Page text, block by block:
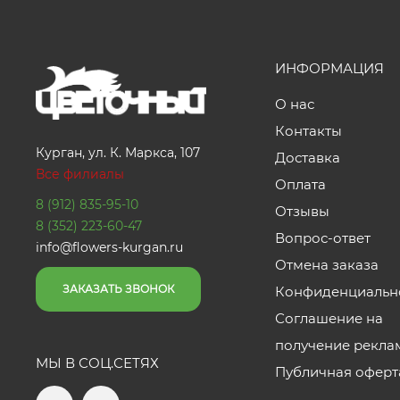
Курган, ул. К. Маркса, 107
Все филиалы
8 (912) 835-95-10
8 (352) 223-60-47
info@flowers-kurgan.ru
ЗАКАЗАТЬ ЗВОНОК
МЫ В СОЦ.СЕТЯХ
ИНФОРМАЦИЯ
О нас
Контакты
Доставка
Оплата
Отзывы
Вопрос-ответ
Отмена заказа
Соглашение на
получение
Публичная